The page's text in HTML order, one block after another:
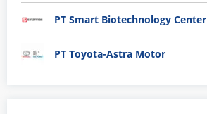
PT Smart Biotechnology Center
PT Toyota-Astra Motor